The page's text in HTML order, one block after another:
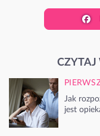
CZYTAJ
Jak
jest